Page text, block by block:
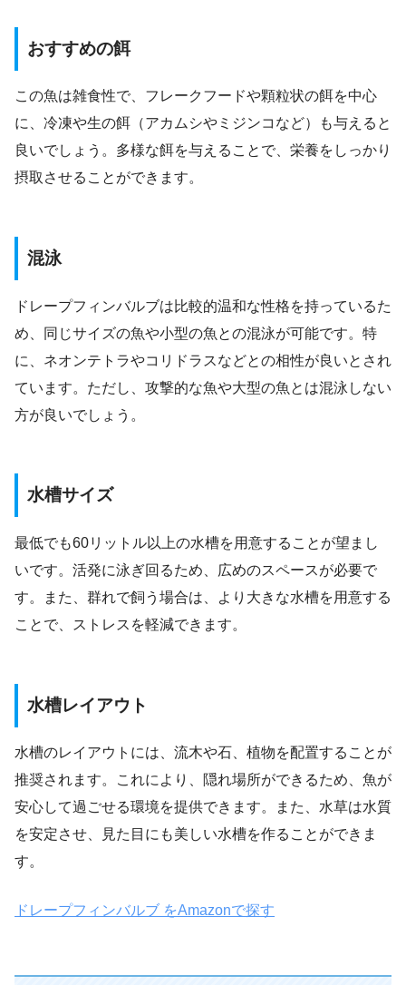
おすすめの餌
この魚は雑食性で、フレークフードや顆粒状の餌を中心
に、冷凍や生の餌（アカムシやミジンコなど）も与えると
良いでしょう。多様な餌を与えることで、栄養をしっかり
摂取させることができます。
混泳
ドレープフィンバルブは比較的温和な性格を持っているた
め、同じサイズの魚や小型の魚との混泳が可能です。特
に、ネオンテトラやコリドラスなどとの相性が良いとされ
ています。ただし、攻撃的な魚や大型の魚とは混泳しない
方が良いでしょう。
水槽サイズ
最低でも60リットル以上の水槽を用意することが望まし
いです。活発に泳ぎ回るため、広めのスペースが必要で
す。また、群れで飼う場合は、より大きな水槽を用意する
ことで、ストレスを軽減できます。
水槽レイアウト
水槽のレイアウトには、流木や石、植物を配置することが
推奨されます。これにより、隠れ場所ができるため、魚が
安心して過ごせる環境を提供できます。また、水草は水質
を安定させ、見た目にも美しい水槽を作ることができま
す。
ドレープフィンバルブ をAmazonで探す